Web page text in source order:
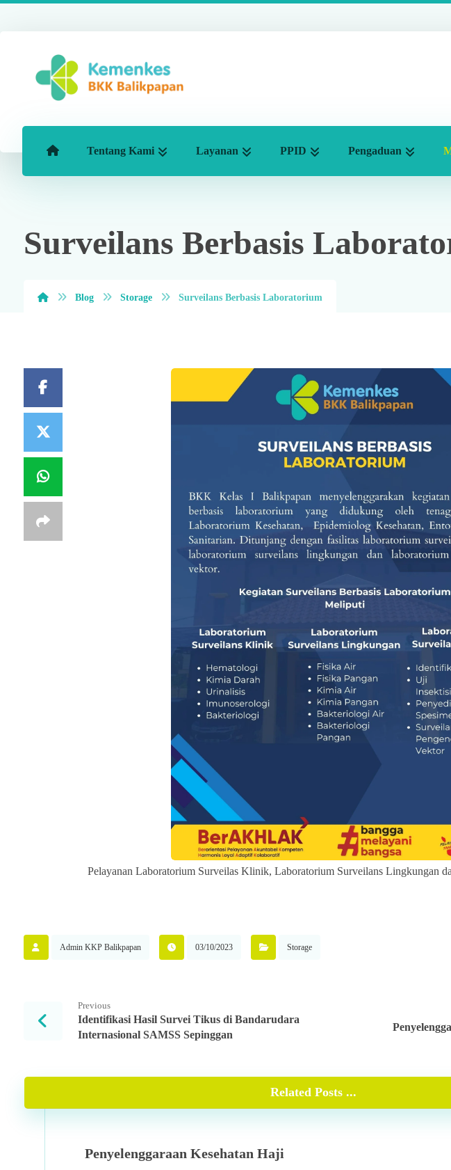
Tentang Kami Layanan PPID Pengaduan
Surveilans Berbasis
Blog Storage Surveilans Berbasis Laboratorium
Pelayanan Laboratorium Surveilas Klinik, Laboratorium Surveilans Lingkungan
Admin KKP Balikpapan 03/10/2023 Storage
Previous
Identifikasi Hasil Survei Tikus di Bandarudara
Internasional SAMSS Sepinggan
Related Posts ...
Penyelenggaraan Kesehatan Haji